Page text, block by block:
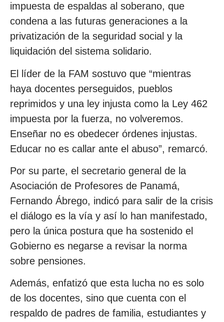
impuesta de espaldas al soberano, que
condena a las futuras generaciones a la
privatización de la seguridad social y la
liquidación del sistema solidario.
El líder de la FAM sostuvo que “mientras
haya docentes perseguidos, pueblos
reprimidos y una ley injusta como la Ley 462
impuesta por la fuerza, no volveremos.
Enseñar no es obedecer órdenes injustas.
Educar no es callar ante el abuso”, remarcó.
Por su parte, el secretario general de la
Asociación de Profesores de Panamá,
Fernando Ábrego, indicó para salir de la crisis
el diálogo es la vía y así lo han manifestado,
pero la única postura que ha sostenido el
Gobierno es negarse a revisar la norma
sobre pensiones.
Además, enfatizó que esta lucha no es solo
de los docentes, sino que cuenta con el
respaldo de padres de familia, estudiantes y